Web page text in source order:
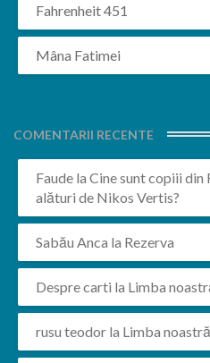
Fahrenheit 451
Mâna Fatimei
COMENTARII RECENTE
Faude la Cine sunt copiii din
alături de Nikos Vertis?
Sabău Anca la Rezerva
Despre carti la Limba
rusu teodor la Limba